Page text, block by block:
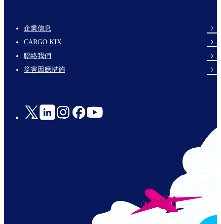
footer-
links-
en-
企業信息
CARGO KIX
聯絡我們
災害因應措施
Social